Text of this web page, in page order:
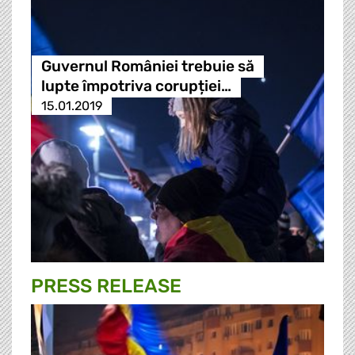
Guvernul României trebuie să
lupte împotriva corupției…
15.01.2019
PRESS RELEASE